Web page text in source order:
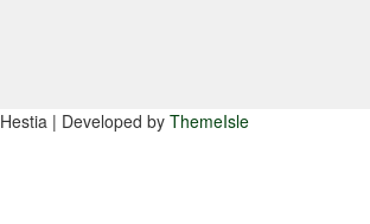
Hestia | Developed by ThemeIsle